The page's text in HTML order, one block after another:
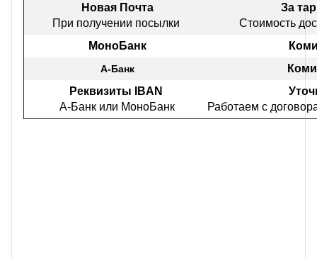
Новая Почта
При получении посылки
За
Стоимость
МоноБанк
А-Банк
Реквизиты IBAN
А-Банк или МоноБанк
Работаем с